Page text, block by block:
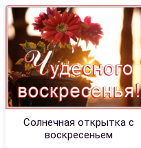
Солнечная открытка с
воскресеньем